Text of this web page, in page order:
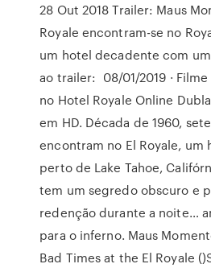
28 Out 2018 Trailer: Maus
Royale encontram-se no
um hotel decadente com um
ao trailer: 08/01/2019 ·
no Hotel Royale Online
em HD. Década de 1960,
encontram no El Royale,
perto de Lake Tahoe,
tem um segredo obscuro e
redenção durante a noite…
para o inferno. Maus
Bad Times at the El Royale